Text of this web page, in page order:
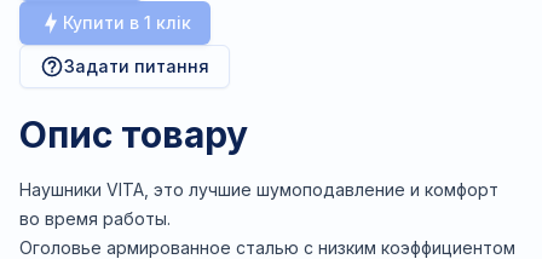
Купити в 1 клік
Задати питання
Опис товару
Наушники VITA, это лучшие шумоподавление и комфорт
во время работы.
Оголовье армированное сталью с низким коэффициентом